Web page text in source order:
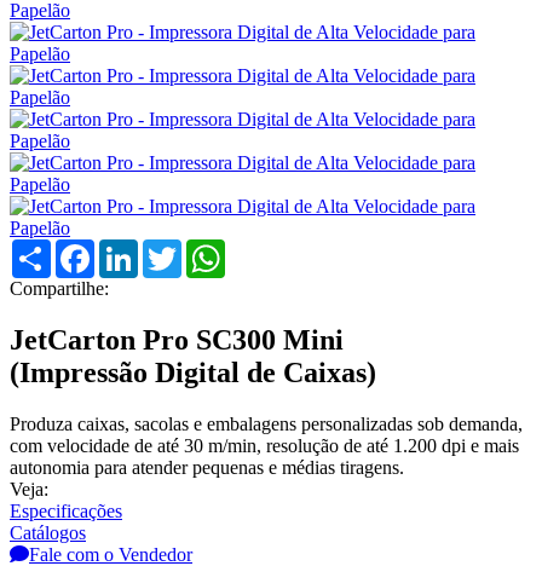
Compartilhar
FacebookLinkedInTwitter
Compartilhe:
JetCarton Pro SC300 Mini
(Impressão Digital de Caixas)
Produza caixas, sacolas e embalagens personalizadas sob demanda,
com velocidade de até 30 m/min, resolução de até 1.200 dpi e mais
autonomia para atender pequenas e médias tiragens.
Veja:
Especificações
Catálogos
Fale com o Vendedor